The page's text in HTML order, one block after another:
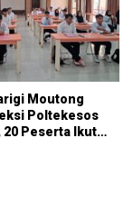
Moutong
Poltekesos
20 Peserta Ikut